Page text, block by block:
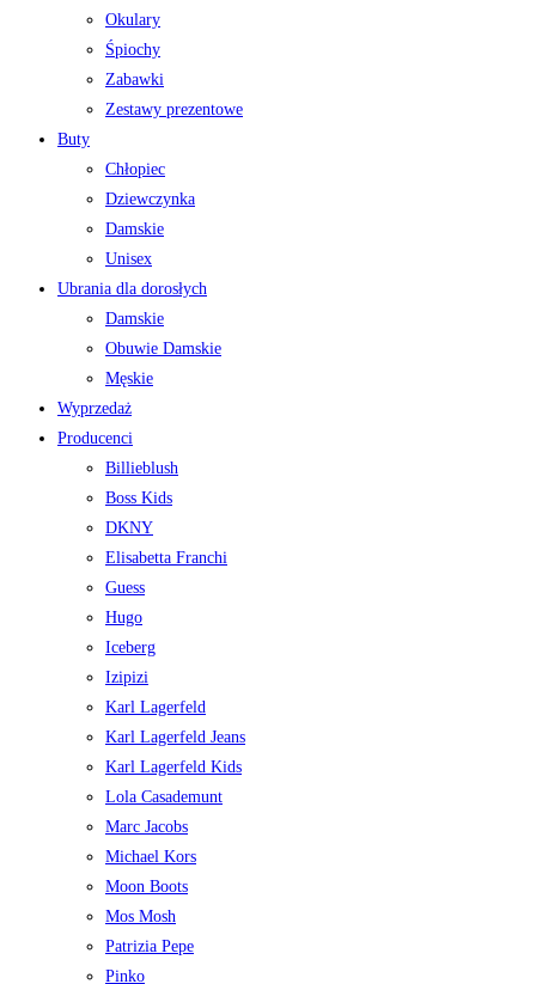
Okulary
Śpiochy
Zabawki
Zestawy prezentowe
Buty
Chłopiec
Dziewczynka
Damskie
Unisex
Ubrania dla dorosłych
Damskie
Obuwie Damskie
Męskie
Wyprzedaż
Producenci
Billieblush
Boss Kids
DKNY
Elisabetta Franchi
Guess
Hugo
Iceberg
Izipizi
Karl Lagerfeld
Karl Lagerfeld Jeans
Karl Lagerfeld Kids
Lola Casademunt
Marc Jacobs
Michael Kors
Moon Boots
Mos Mosh
Patrizia Pepe
Pinko